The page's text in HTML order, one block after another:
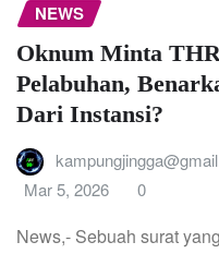
NEWS
Oknum Minta
Pelabuhan,
Dari Instansi?
Mar 5, 2026
0
News,- Sebuah surat